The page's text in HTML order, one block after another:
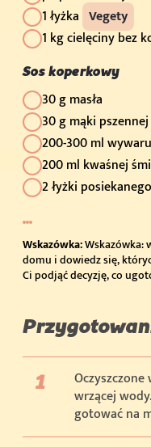
1 łyżka Vegety
1 kg cielęciny bez
Sos koperkowy
30 g masła
30 g mąki pszennej
200-300 ml wywaru
200 ml kwaśnej
2 łyżki
Wskazówka:Wskazówka:
domu i dowiedz się,
Ci podjąć decyzję, co
wrzącej
gotować na